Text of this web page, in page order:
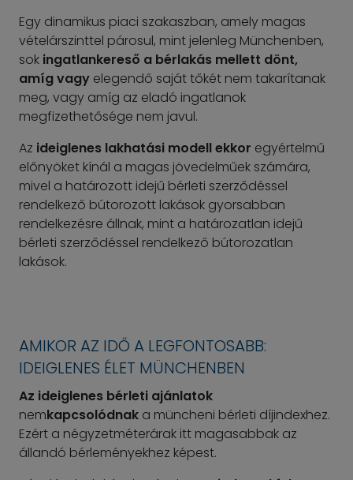
Egy dinamikus piaci szakaszban, amely magas
vételárszinttel párosul, mint jelenleg Münchenben,
sok ingatlankereső a bérlakás mellett dönt,
amíg vagy elegendő saját tőkét nem takarítanak
meg, vagy amíg az eladó ingatlanok
megfizethetősége nem javul.
Az ideiglenes lakhatási modell ekkor egyértelmű
előnyöket kínál a magas jövedelműek számára,
mivel a határozott idejű bérleti szerződéssel
rendelkező bútorozott lakások gyorsabban
rendelkezésre állnak, mint a határozatlan idejű
bérleti szerződéssel rendelkező bútorozatlan
lakások.
AMIKOR AZ IDŐ A LEGFONTOSABB:
IDEIGLENES ÉLET MÜNCHENBEN
Az ideiglenes bérleti ajánlatok
nemkapcsolódnak a müncheni bérleti díjindexhez.
Ezért a négyzetméterárak itt magasabbak az
állandó bérleményekhez képest.